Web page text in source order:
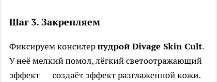
Шаг 3. Закрепляем
Фиксируем консилерпудрой Divage Skin Cult.
У неё мелкий помол, лёгкий светоотражающий
эффект — создаёт эффект разглаженной кожи.